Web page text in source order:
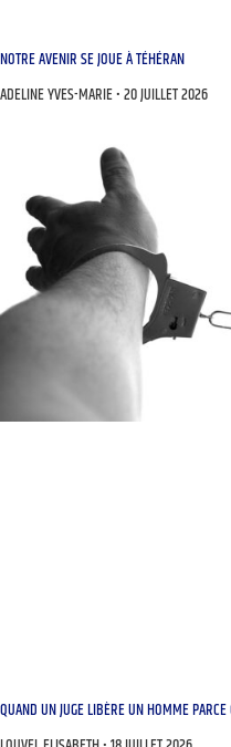
NOTRE AVENIR SE JOUE À TÉHÉRAN
ADELINE YVES-MARIE 20 JUILLET 2026
QUAND UN JUGE LIBÈRE UN HOMME